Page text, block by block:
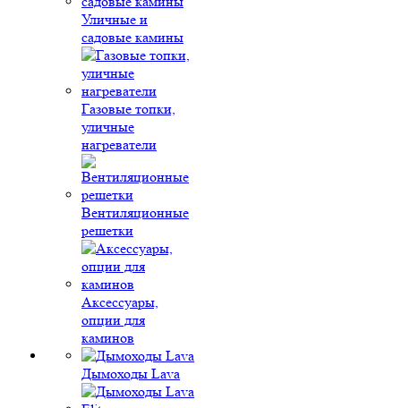
Уличные и
садовые камины
Газовые топки,
уличные
нагреватели
Вентиляционные
решетки
Аксессуары,
опции для
каминов
Дымоходы Lava